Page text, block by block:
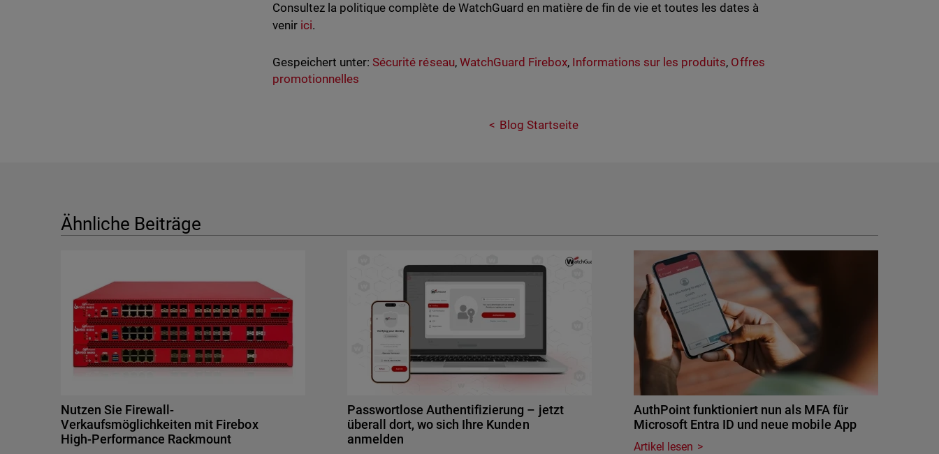
Consultez la politique complète de WatchGuard en matière de fin de vie et toutes les dates à
venir ici.
Gespeichert unter: Sécurité réseau, WatchGuard Firebox, Informations sur les produits, Offres
promotionnelles
Blog Startseite
Ähnliche Beiträge
Nutzen Sie Firewall-
Verkaufsmöglichkeiten mit Firebox
High-Performance Rackmount
Passwortlose Authentifizierung – jetzt
überall dort, wo sich Ihre Kunden
anmelden
AuthPoint funktioniert nun als MFA für
Microsoft Entra ID und neue mobile App
Artikel lesen